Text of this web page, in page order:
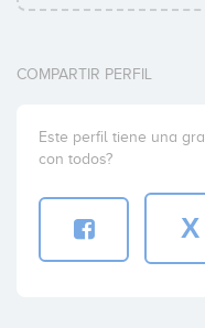
COMPARTIR PERFIL
Este perfil tiene una
con todos?
X